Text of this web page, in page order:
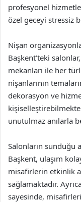
profesyonel
özel geceyi stressiz
Nişan
Başkent’teki
mekanları ile her
nişanlarının
dekorasyon ve
unutulmaz anılarla
Salonların sunduğu
Başkent, ulaşım
misafirlerin etkinlik
sağlamaktadır.
sayesinde,